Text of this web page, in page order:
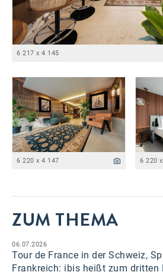
6 217 x 4 145
6 220 x 4 147 6 220
ZUM THEMA
06.07.2026
Tour de France in der Schweiz,
Frankreich: ibis heißt zum dritten